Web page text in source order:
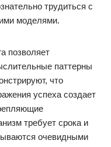
трудиться с
моделями.
позволяет
паттерны
что
успеха создает
требует срока и
очевидными